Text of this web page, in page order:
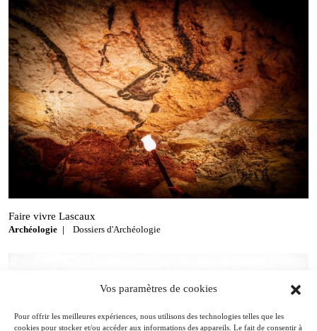
Vos paramètres de cookies
Pour offrir les meilleures expériences, nous utilisons des technologies telles que les
cookies pour stocker et/ou accéder aux informations des appareils. Le fait de consentir à
Faire vivre Lascaux
Archéologie Dossiers d'Archéologie